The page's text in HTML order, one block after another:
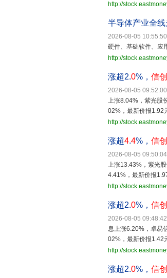
http://
半导体产业全线
2026-08-05 10:55:50
硬件、基础软件、应
http://
涨超2.0%， 信创
2026-08-05 09:52:00
上涨8.04%，紫光股
02%，最新价报1.92
http://
涨超4.4%， 信创
2026-08-05 09:50:04
上涨13.43%，紫光
4.41%，最新价报
http://
涨超2.0%， 信创
2026-08-05 09:48:42
息上涨6.20%，卓易
02%，最新价报1.42
http://
涨超2.0%， 信创